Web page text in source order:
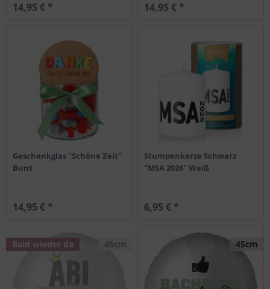
14,95 € * 14,95 € *
Geschenkglas "Schöne Zeit"
Bunt
14,95 € *
Stumpenkerze Schwarz
"MSA 2026" Weiß
6,95 € *
Bald wieder da 45cm 45cm